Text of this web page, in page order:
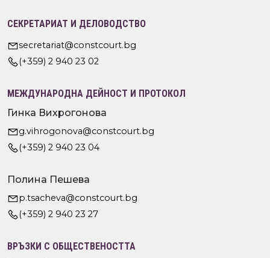
СЕКРЕТАРИАТ И ДЕЛОВОДСТВО
secretariat@constcourt.bg
(+359) 2 940 23 02
МЕЖДУНАРОДНА ДЕЙНОСТ И ПРОТОКОЛ
Гинка Вихрогонова
g.vihrogonova@constcourt.bg
(+359) 2 940 23 04
Полина Пешева
p.tsacheva@constcourt.bg
(+359) 2 940 23 27
ВРЪЗКИ С ОБЩЕСТВЕНОСТТА